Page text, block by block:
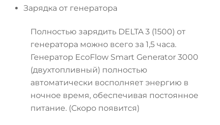
Зарядка от генератора
Полностью зарядить DELTA 3 (1500) от
генератора можно всего за 1,5 часа.
Генератор EcoFlow Smart Generator 3000
(двухтопливный) полностью
автоматически восполняет энергию в
ночное время, обеспечивая постоянное
питание. (Скоро появится)